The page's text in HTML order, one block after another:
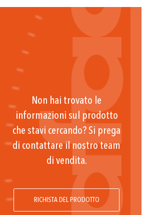
Non hai trovato le
informazioni sul prodotto
che stavi cercando? Si prega
di contattare il nostro team
di vendita.
RICHISTA DEL PRODOTTO